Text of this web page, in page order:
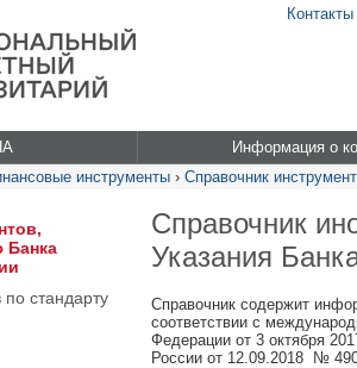
Контакты
Информация о
инструменты › Справочник
Банка
стандарту
Справочник
Указания
Справочник содержит
соответствии с
Федерации от 3 октября
России от 12.09.2018 №